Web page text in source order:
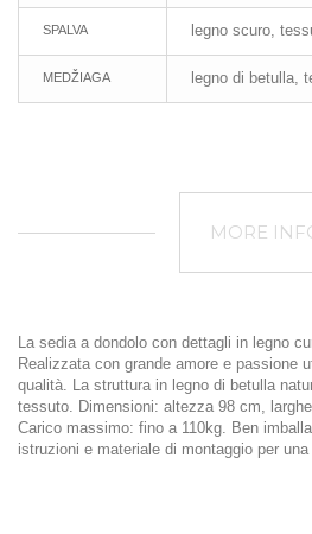
SPALVA legno scuro,
MEDŽIAGA legno di betulla,
MORE
La sedia a dondolo con dettagli in legno
Realizzata con grande amore e passione
qualità. La struttura in legno di betulla
tessuto. Dimensioni: altezza 98 cm,
Carico massimo: fino a 110kg. Ben
istruzioni e materiale di montaggio per